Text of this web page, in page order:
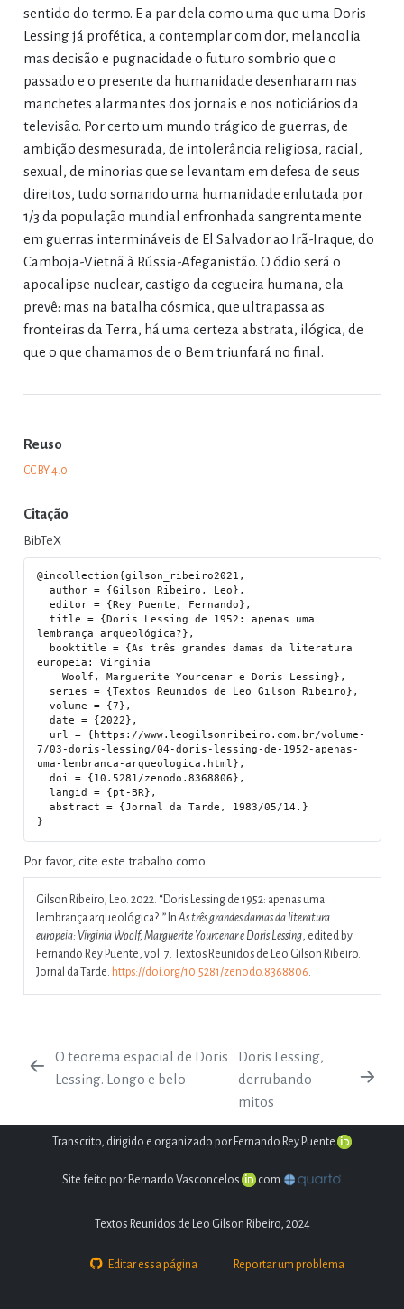
sentido do termo. E a par dela como uma que uma Doris
Lessing já profética, a contemplar com dor, melancolia
mas decisão e pugnacidade o futuro sombrio que o
passado e o presente da humanidade desenharam nas
manchetes alarmantes dos jornais e nos noticiários da
televisão. Por certo um mundo trágico de guerras, de
ambição desmesurada, de intolerância religiosa, racial,
sexual, de minorias que se levantam em defesa de seus
direitos, tudo somando uma humanidade enlutada por
1/3 da população mundial enfronhada sangrentamente
em guerras intermináveis de El Salvador ao Irã-Iraque, do
Camboja-Vietnã à Rússia-Afeganistão. O ódio será o
apocalipse nuclear, castigo da cegueira humana, ela
prevê: mas na batalha cósmica, que ultrapassa as
fronteiras da Terra, há uma certeza abstrata, ilógica, de
que o que chamamos de o Bem triunfará no final.
Reuso
CC BY 4.0
Citação
BibTeX
@incollection{gilson_ribeiro2021,
  author = {Gilson Ribeiro, Leo},
  editor = {Rey Puente, Fernando},
  title = {Doris Lessing de 1952: apenas uma
lembrança arqueológica?},
europeia: Virginia
    Woolf, Marguerite Yourcenar e Doris Lessing},
  volume = {7},
  date = {2022},
7/03-doris-lessing/04-doris-lessing-de-1952-apenas-
uma-lembranca-arqueologica.html},
  doi = {10.5281/zenodo.8368806},
  abstract = {Jornal da Tarde, 1983/05/14.}
Por favor, cite este trabalho como:
Gilson Ribeiro, Leo. 2022. “Doris Lessing de 1952: apenas uma
lembrança arqueológica? .” InAs três grandes damas da literatura
europeia: Virginia Woolf, Marguerite Yourcenar e Doris Lessing, edited by
Fernando Rey Puente, vol. 7. Textos Reunidos de Leo Gilson Ribeiro.
Jornal da Tarde. https://doi.org/10.5281/zenodo.8368806
O teorema espacial de Doris
Lessing. Longo e belo
Doris Lessing,
derrubando
mitos
Transcrito, dirigido e organizado por Fernando Rey Puente
Textos Reunidos de Leo Gilson Ribeiro, 2024
Editar essa página Reportar um problema
Site feito por Bernardo Vasconcelos com